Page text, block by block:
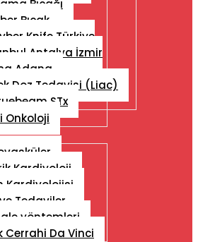
Bıçağı
Bıçak
​​Knife Türkiye
Antalya İzmir
Adana
Doz Tedavisi (Liac)
STx
Onkoloji
Kardiyoloji
Kardiyolojisi
Tedaviler
yöntemleri
Cerrahi Da Vinci